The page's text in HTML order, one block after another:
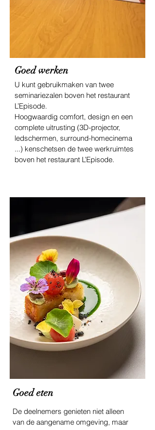
Goed werken
U kunt gebruikmaken van twee
seminariezalen boven het restaurant
L’Episode.
Hoogwaardig comfort, design en een
complete uitrusting (3D-projector,
ledschermen, surround-homecinema
...) kenschetsen de twee werkruimtes
boven het restaurant L’Episode.
Goed eten
De deelnemers genieten niet alleen
van de aangename omgeving, maar